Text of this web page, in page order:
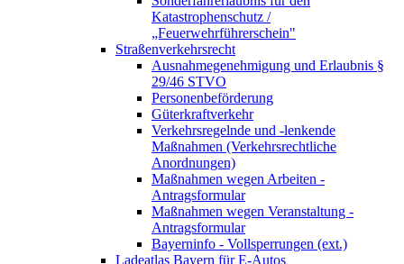
Katastrophenschutz /
„Feuerwehrführerschein"
Straßenverkehrsrecht
Ausnahmegenehmigung und Erlaubnis §
29/46 STVO
Personenbeförderung
Güterkraftverkehr
Verkehrsregelnde und -lenkende
Maßnahmen (Verkehrsrechtliche
Anordnungen)
Maßnahmen wegen Arbeiten -
Antragsformular
Maßnahmen wegen Veranstaltung -
Antragsformular
Bayerninfo - Vollsperrungen (ext.)
Ladeatlas Bayern für E-Autos